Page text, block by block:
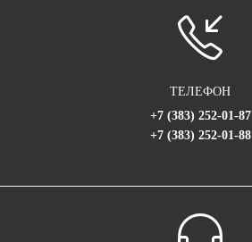
ТЕЛЕФОН
+7 (383) 252-01-87
+7 (383) 252-01-88